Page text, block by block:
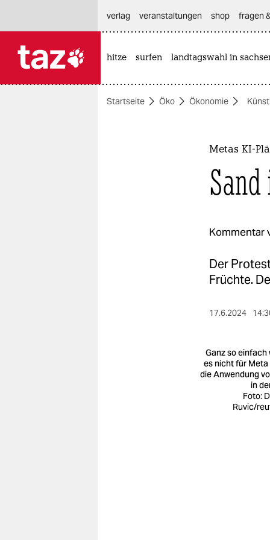
themen
verlag
veranstaltungen shop fragen
hitze surfen landtagswahl in
Startseite Öko Ökonomie
Metas KI-
Kommentar
Der
Früchte.
17.6.2024
Ganz so einfach
es nicht für Meta
die Anwendung
in
Foto:
Ruvic/